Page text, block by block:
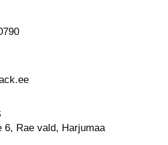
6, Rae vald, Harjumaa